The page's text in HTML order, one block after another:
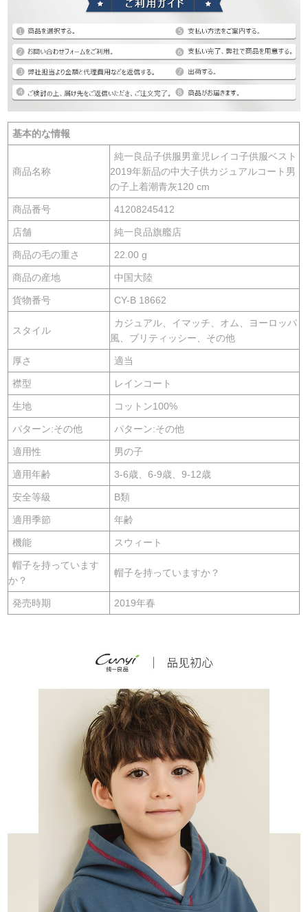
基本的な情報
商品名称
純一良品子供服男童児レイコ子供服ベスト
2019年新品の中大子供カジュアルコート男
の子上着潮青灰120 cm
商品番号 41208245412
店舗 純一良品旗艦店
商品の毛の重さ 22.00 g
商品の産地 中国大陸
貨物番号 CY-B 18662
スタイル
カジュアル、イマッチ、オム、ヨーロッパ
風、ブリティッシー、その他
厚さ 適当
襟型 レインコート
生地 コットン100%
パターン:その他 パターン:その他
適用性 男の子
適用年齢 3-6歳、6-9歳、9-12歳
安全等級 B類
適用季節 年齢
機能 スウィート
帽子を持っています
か？
帽子を持っていますか？
発売時期 2019年春